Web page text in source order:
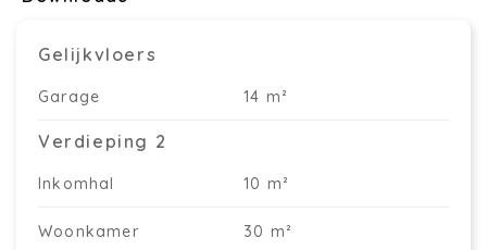
Gelijkvloers
Garage 14 m²
Verdieping 2
Inkomhal 10 m²
Woonkamer 30 m²